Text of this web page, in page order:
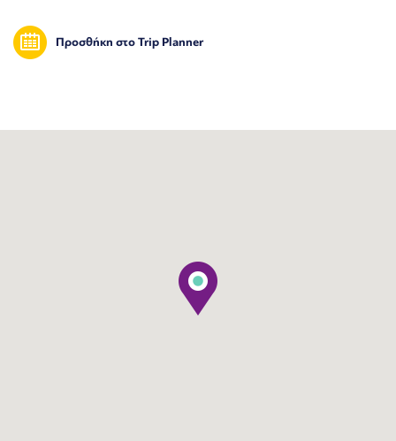
Προσθήκη στο Trip Planner